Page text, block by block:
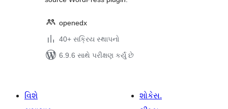
openedx
40+ સક્રિય સ્થાપનો
6.9.6 સાથે પરીક્ષણ કર્યું છે
વિશે
શોકેસ.